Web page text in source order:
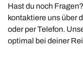
Hast du noch
kontaktiere uns über
oder per Telefon.
optimal bei deiner